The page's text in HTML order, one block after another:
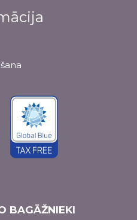
BAGĀŽNIEKI